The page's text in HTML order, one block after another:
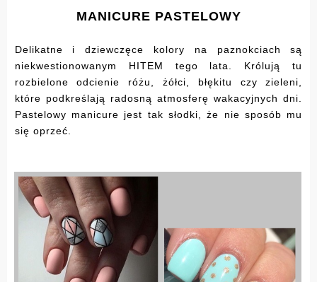
MANICURE PASTELOWY
Delikatne i dziewczęce kolory na paznokciach są
niekwestionowanym HITEM tego lata. Królują tu
rozbielone odcienie różu, żółci, błękitu czy zieleni,
które podkreślają radosną atmosferę wakacyjnych dni.
Pastelowy manicure jest tak słodki, że nie sposób mu
się oprzeć.